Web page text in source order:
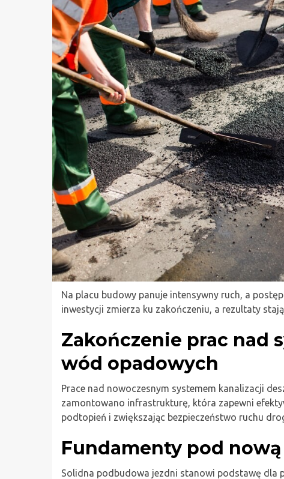
Na placu budowy panuje intensywny ruch, a
inwestycji zmierza ku zakończeniu, a rezultaty
Zakończenie prac nad
wód opadowych
Prace nad nowoczesnym systemem kanalizacji
zamontowano infrastrukturę, która zapewni
podtopień i zwiększając bezpieczeństwo ruchu
Fundamenty pod
Solidna podbudowa jezdni stanowi podstawę dla